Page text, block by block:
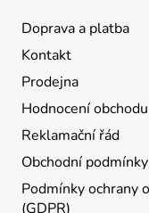
Doprava a platba
Kontakt
Prodejna
Hodnocení obchodu
Reklamační řád
Obchodní podmínky
Podmínky ochrany
(GDPR)